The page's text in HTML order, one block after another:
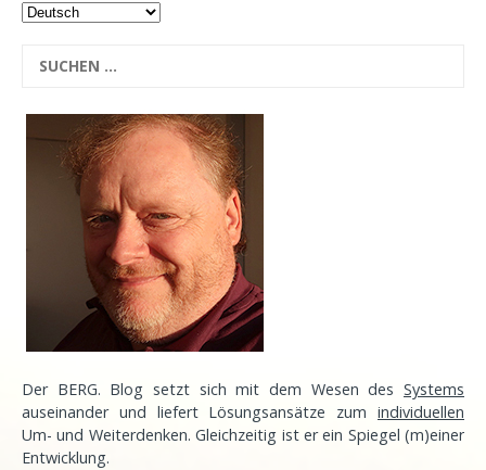
Der BERG. Blog setzt sich mit dem Wesen des Systems
auseinander und liefert Lösungsansätze zum individuellen
Um- und Weiterdenken. Gleichzeitig ist er ein Spiegel (m)einer
Entwicklung.